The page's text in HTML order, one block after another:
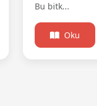
Bu bitk...
Oku